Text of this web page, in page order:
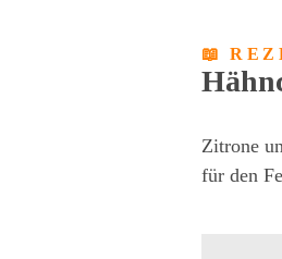
📖
Zitrone
für den